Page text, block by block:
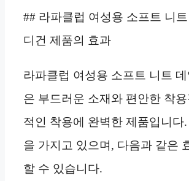
## 라파클럽 여성용 소프트 니
디건 제품의 효과
라파클럽 여성용 소프트 니트
은 부드러운 소재와 편안한 착
적인 착용에 완벽한 제품입니다
을 가지고 있으며, 다음과 같은
할 수 있습니다.